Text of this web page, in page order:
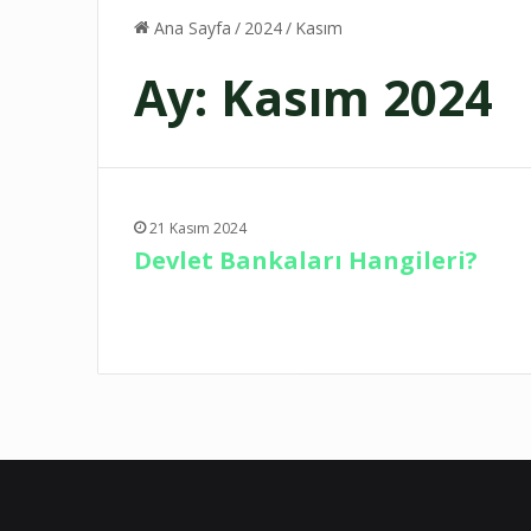
Ana Sayfa / 2024/ Kasım
Ay: Kasım 2024
21 Kasım 2024
Devlet Bankaları Hangileri?